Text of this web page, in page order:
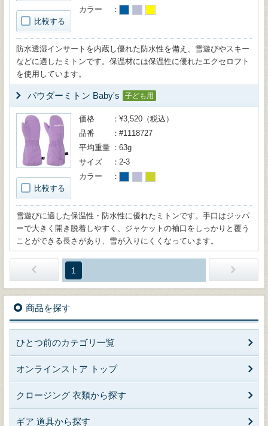
比較する
カラー
防水透湿インサートを内蔵し優れた防水性を備え、雪遊びやスキー
などに適したミトンです。保温材には保温性に優れたエクセロフト
を使用しています。
パウダーミトン Baby's 子ども用
比較する
価格
¥3,520（税込）
品番
#1118727
平均重量
63g
サイズ
2-3
カラー
雪遊びに適した保温性・防水性に優れたミトンです。手口はジッパ
ーで大きく開き脱着しやすく、ジャケットの袖口をしっかりと覆う
ことができる長さがあり、雪が入りにくくなっています。
1
商品を探す
ひとつ前のカテゴリ一覧
オンラインストア トップ
クロージング 衣類から探す
ギア 道具から探す